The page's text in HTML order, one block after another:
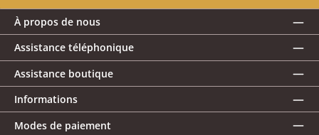
À propos de nous
Assistance téléphonique
Assistance boutique
Informations
Modes de paiement